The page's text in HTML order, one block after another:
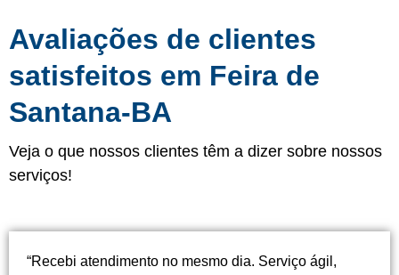
Avaliações de clientes
satisfeitos em Feira de
Santana-BA
Veja o que nossos clientes têm a dizer sobre nossos
serviços!
“Recebi atendimento no mesmo dia. Serviço ágil,